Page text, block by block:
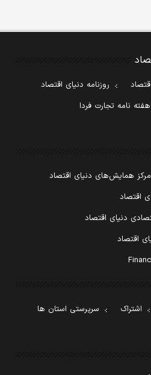
روزنامه دنیای اقتصاد
هفته نامه تجارت فردا
مرکز همایش‌های دنیای اقتصاد
اقتصاد
دنیای اقتصاد
اقتصاد
اشتراک
سرپرستی استان ها